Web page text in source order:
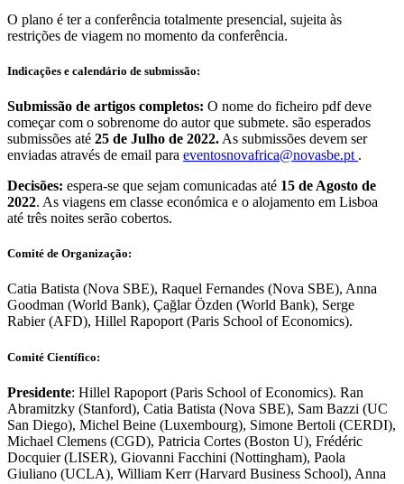
O plano é ter a conferência totalmente presencial, sujeita às
restrições de viagem no momento da conferência.
Indicações e calendário de submissão:
Submissão de artigos completos: O nome do ficheiro pdf deve
começar com o sobrenome do autor que submete. são esperados
submissões até 25 de Julho de 2022. As submissões devem ser
enviadas através de email para eventosnovafrica@novasbe.pt .
Decisões: espera-se que sejam comunicadas até 15 de Agosto de
2022. As viagens em classe económica e o alojamento em Lisboa
até três noites serão cobertos.
Comité de Organização:
Catia Batista (Nova SBE), Raquel Fernandes (Nova SBE), Anna
Goodman (World Bank), Çağlar Özden (World Bank), Serge
Rabier (AFD), Hillel Rapoport (Paris School of Economics).
Comité Científico:
Presidente: Hillel Rapoport (Paris School of Economics). Ran
Abramitzky (Stanford), Catia Batista (Nova SBE), Sam Bazzi (UC
San Diego), Michel Beine (Luxembourg), Simone Bertoli (CERDI),
Michael Clemens (CGD), Patricia Cortes (Boston U), Frédéric
Docquier (LISER), Giovanni Facchini (Nottingham), Paola
Giuliano (UCLA), William Kerr (Harvard Business School), Anna